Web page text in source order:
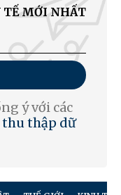
TẾ MỚI NHẤT
ý với các
thu thập dữ